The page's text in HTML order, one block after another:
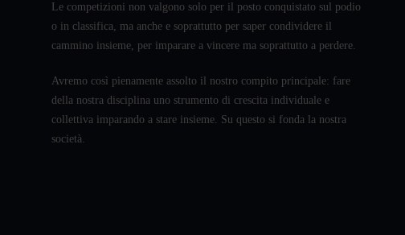
Le competizioni non valgono solo per il posto conquistato sul podio
o in classifica, ma anche e soprattutto per saper condividere il
cammino insieme, per imparare a vincere ma soprattutto a perdere.
Avremo così pienamente assolto il nostro compito principale: fare
della nostra disciplina uno strumento di crescita individuale e
collettiva imparando a stare insieme. Su questo si fonda la nostra
società.